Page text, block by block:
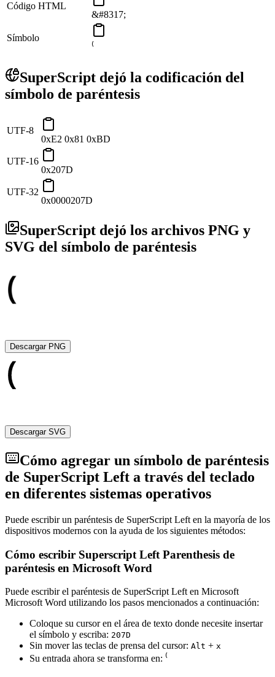
Código HTML
&#8317;
Símbolo
⁽
SuperScript dejó la codificación del
símbolo de paréntesis
UTF-8
0xE2 0x81 0xBD
UTF-16
0x207D
UTF-32
0x0000207D
SuperScript dejó los archivos PNG y
SVG del símbolo de paréntesis
Descargar PNG
Descargar SVG
Cómo agregar un símbolo de paréntesis
de SuperScript Left a través del teclado
en diferentes sistemas operativos
Puede escribir un paréntesis de SuperScript Left en la mayoría de los
dispositivos modernos con la ayuda de los siguientes métodos:
Cómo escribir Superscript Left Parenthesis de
paréntesis en Microsoft Word
Puede escribir el paréntesis de SuperScript Left en Microsoft
Microsoft Word utilizando los pasos mencionados a continuación:
Coloque su cursor en el área de texto donde necesite insertar
el símbolo y escriba: 207D
Sin mover las teclas de prensa del cursor: Alt + x
Su entrada ahora se transforma en: ⁽